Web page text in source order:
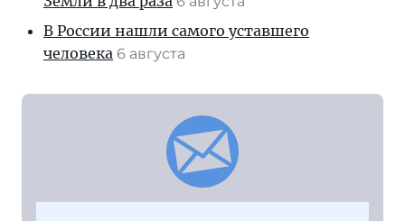
В России нашли самого уставшего
человека 6 августа